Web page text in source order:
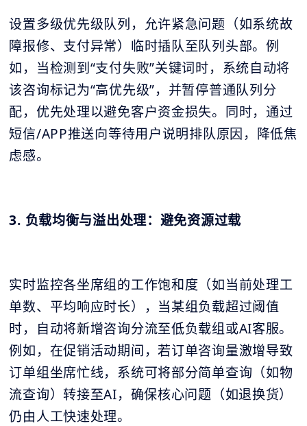
设置多级优先级队列，允许紧急问题（如系统故
障报修、支付异常）临时插队至队列头部。例
如，当检测到“支付失败”关键词时，系统自动将
该咨询标记为“高优先级”，并暂停普通队列分
配，优先处理以避免客户资金损失。同时，通过
短信/APP推送向等待用户说明排队原因，降低焦
虑感。
3. 负载均衡与溢出处理：避免资源过载
实时监控各坐席组的工作饱和度（如当前处理工
单数、平均响应时长），当某组负载超过阈值
时，自动将新增咨询分流至低负载组或AI客服。
例如，在促销活动期间，若订单咨询量激增导致
订单组坐席忙线，系统可将部分简单查询（如物
流查询）转接至AI，确保核心问题（如退换货）
仍由人工快速处理。